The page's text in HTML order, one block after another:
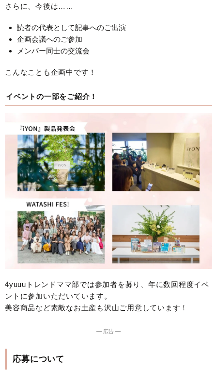
さらに、今後は……
読者の代表として記事へのご出演
企画会議へのご参加
メンバー同士の交流会
こんなことも企画中です！
イベントの一部をご紹介！
4yuuuトレンドママ部では参加者を募り、年に数回程度イベ
ントに参加いただいています。
美容商品など素敵なお土産も沢山ご用意しています！
― 広告 ―
応募について